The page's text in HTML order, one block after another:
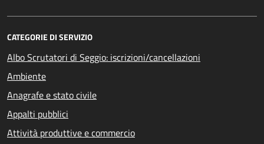
CATEGORIE DI SERVIZIO
Albo Scrutatori di Seggio: iscrizioni/cancellazioni
Ambiente
Anagrafe e stato civile
Appalti pubblici
Attività produttive e commercio